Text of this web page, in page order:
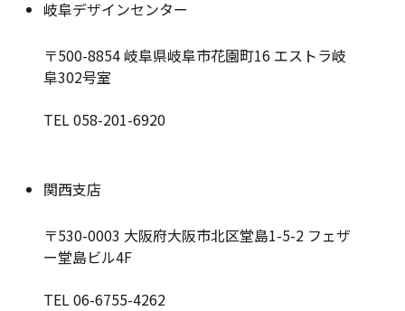
岐阜デザインセンター
〒500-8854岐阜県岐阜市花園町16 エストラ岐
阜302号室
TEL 058-201-6920
関西支店
〒530-0003 大阪府大阪市北区堂島1-5-2 フェザ
ー堂島ビル4F
TEL 06-6755-4262